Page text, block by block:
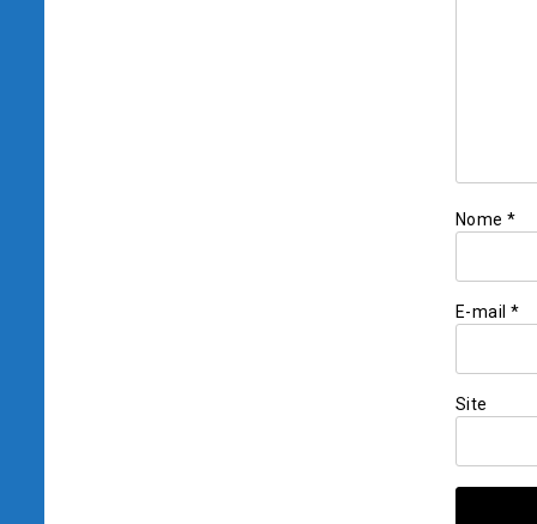
Nome *
E-mail *
Site